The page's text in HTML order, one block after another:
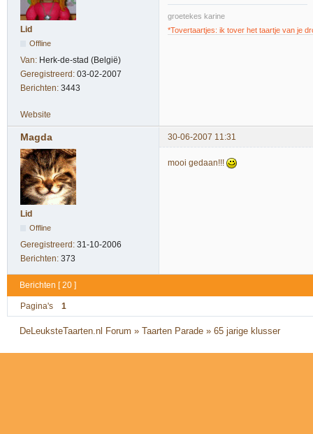
Lid
Offline
Van: Herk-de-stad (België)
Geregistreerd: 03-02-2007
Berichten: 3443
groetekes karine
*Tovertaartjes: ik tover het taartje van je
Website
Magda 30-06-2007 11:31
Lid
Offline
Geregistreerd: 31-10-2006
Berichten: 373
mooi gedaan!!!
Berichten [ 20 ]
Pagina's 1
DeLeuksteTaarten.nl Forum »Taarten Parade »65 jarige klusser